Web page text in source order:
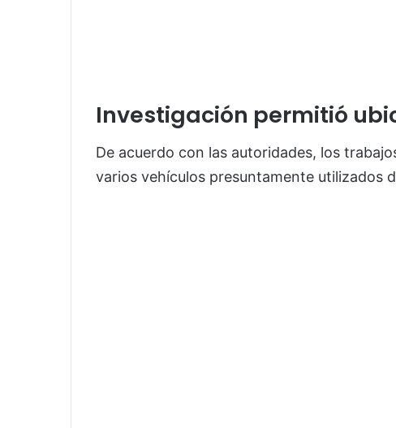
Investigación permitió
De acuerdo con las autoridades, los
varios vehículos presuntamente utilizados